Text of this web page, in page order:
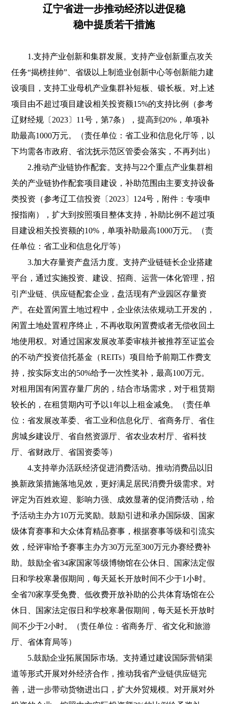
辽宁省进一步推动经济以进促稳
稳中提质若干措施
1.支持产业创新和集群发展。支持产业创新重点攻关
任务“揭榜挂帅”、省级以上制造业创新中心等创新能力建
设项目，支持工业母机产业集群补短板、锻长板。对上述
项目由不超过项目建设相关投资额15%的支持比例（参考
辽财经规〔2023〕11号，第7条），提高到20%，单项补
助最高1000万元。（责任单位：省工业和信息化厅等，以
下均需各市政府、省沈抚示范区管委会落实，不再列出）
2.推动产业链协作配套。支持与22个重点产业集群相
关的产业链协作配套项目建设，补助范围由主要支持设备
类投资（参考辽工信投资〔2023〕124号，附件：专项申
报指南），扩大到按照项目整体支持，补助比例不超过项
目建设相关投资额的10%，单项补助最高1000万元。（责
任单位：省工业和信息化厅等）
3.加大存量资产盘活力度。支持产业链链长企业搭建
平台，通过实施投资、建设、招商、运营一体化管理，招
引产业链、供应链配套企业，盘活现有产业园区存量资
产。在处置闲置土地过程中，企业依法依规动工开发的，
闲置土地处置程序终止，不再收取闲置费或者无偿收回土
地使用权。对通过国家发展改革委审核并被推荐至证监会
的不动产投资信托基金（REITs）项目给予前期工作费支
持，按实际支出的50%给予一次性奖补，最高100万元。
对租用国有闲置存量厂房的，结合市场需求，对于租赁期
较长的，在租赁期内可予以1年以上租金减免。（责任单
位：省发展改革委、省工业和信息化厅、省商务厅、省住
房城乡建设厅、省自然资源厅、省农业农村厅、省科技
厅、省财政厅、省国资委等）
4.支持举办活跃经济促进消费活动。推动消费品以旧
换新政策措施落地见效，更好满足居民消费升级需求。对
评定为百姓欢迎、影响力强、成效显著的促消费活动，给
予活动主办方10万元奖励。鼓励引进和承办国际级、国家
级体育赛事和大众体育精品赛事，根据赛事等级和引流实
效，经评审给予赛事主办方30万元至300万元办赛经费补
助。鼓励全省34家国家等级博物馆在公休日、国家法定假
日和学校寒暑假期间，每天延长开放时间不少于1小时。
全省70家享受免费、低收费开放补助的公共体育场馆在公
休日、国家法定假日和学校寒暑假期间，每天延长开放时
间不少于2小时。（责任单位：省商务厅、省文化和旅游
厅、省体育局等）
5.鼓励企业拓展国际市场。支持通过建设国际营销渠
道等形式开展对外经济合作，推动我省产业链供应链完
善，进一步带动货物进出口，扩大外贸规模。对开展对外